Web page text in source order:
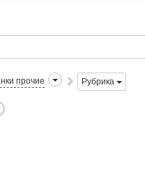
прочие Рубрика